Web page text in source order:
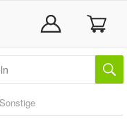
Sonstige